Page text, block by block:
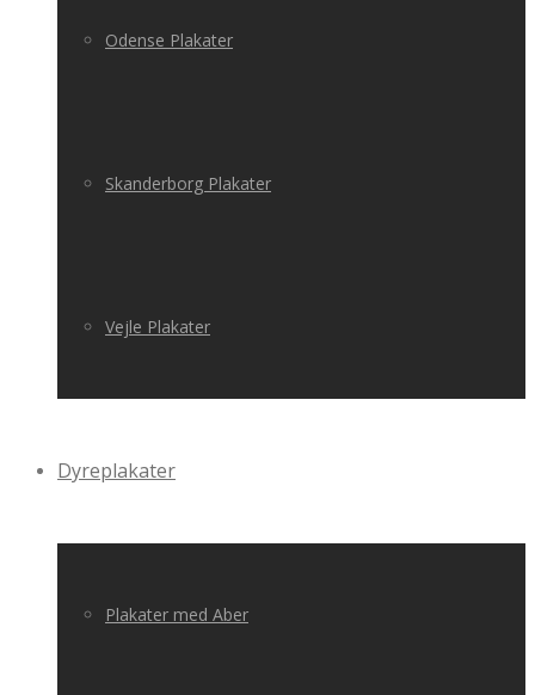
Odense Plakater
Skanderborg Plakater
Vejle Plakater
Dyreplakater
Plakater med Aber